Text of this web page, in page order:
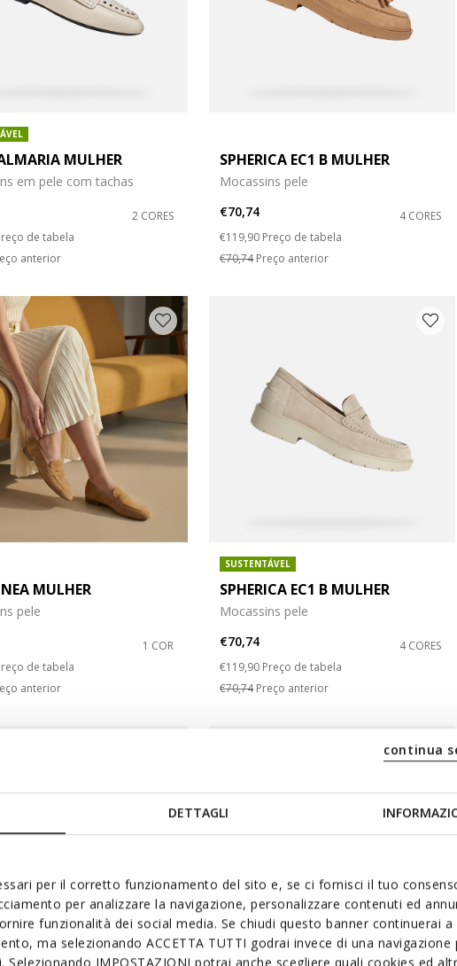
DETTAGLI
per il corretto funzionamento del sito e, se ci fornisci il tuo
per analizzare la navigazione, personalizzare contenuti ed
funzionalità dei social media. Se chiudi questo banner continuerai a
ma selezionando ACCETTA TUTTI godrai invece di una navigazione
Selezionando IMPOSTAZIONI potrai anche scegliere quali cookies ed
continua
MULHER
em pele com tachas
2 CORES
from
de tabela
anterior
SPHERICA EC1 B MULHER
Mocassins pele
€70,74
4 CORES
Price reduced from
€119,90 to
Preço de tabela
€70,74Preço anterior
MULHER
pele
1 COR
from
de tabela
anterior
SUSTENTÁVEL
SPHERICA EC1 B MULHER
Mocassins pele
€70,74
4 CORES
Price reduced from
€119,90 to
Preço de tabela
€70,74Preço anterior